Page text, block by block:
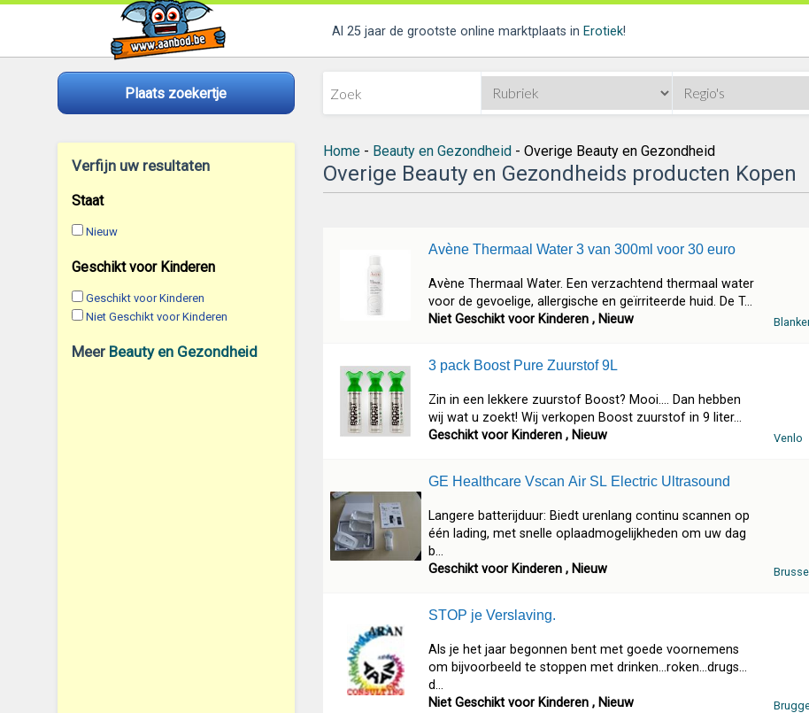
Al 25 jaar de grootste online marktplaats in Erotiek!
Plaats zoekertje
Verfijn uw resultaten
Staat
Nieuw
Geschikt voor Kinderen
Geschikt voor Kinderen
Niet Geschikt voor Kinderen
Meer Beauty en Gezondheid
Home- Beauty en Gezondheid- Overige Beauty en Gezondheid
Overige Beauty en Gezondheids producten Kopen
Avène Thermaal Water 3 van 300ml voor 30 euro
Avène Thermaal Water. Een verzachtend thermaal water
voor de gevoelige, allergische en geïrriteerde huid. De T...
Niet Geschikt voor Kinderen , Nieuw
3 pack Boost Pure Zuurstof 9L
Zin in een lekkere zuurstof Boost? Mooi.... Dan hebben
wij wat u zoekt! Wij verkopen Boost zuurstof in 9 liter...
Geschikt voor Kinderen , Nieuw
Venlo
GE Healthcare Vscan Air SL Electric Ultrasound
Langere batterijduur: Biedt urenlang continu scannen op
één lading, met snelle oplaadmogelijkheden om uw dag
b...
Geschikt voor Kinderen , Nieuw
STOP je Verslaving.
Als je het jaar begonnen bent met goede voornemens
om bijvoorbeeld te stoppen met drinken...roken...drugs...
d...
Niet Geschikt voor Kinderen , Nieuw